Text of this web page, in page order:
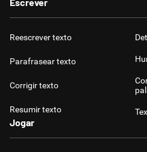
Reescrever texto
Parafrasear texto
Corrigir texto
Resumir texto
Jogar